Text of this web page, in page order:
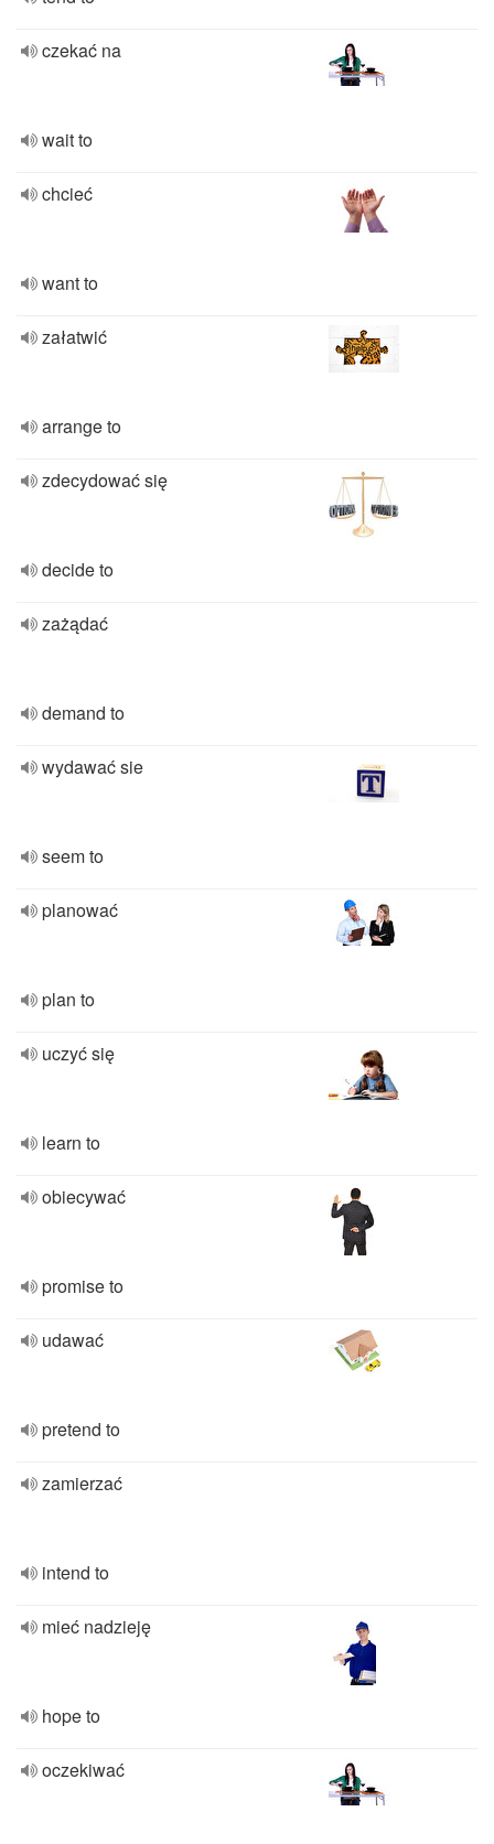
czekać na
wait to
chcieć
want to
załatwić
arrange to
zdecydować się
decide to
zażądać
demand to
wydawać sie
seem to
planować
plan to
uczyć się
learn to
obiecywać
promise to
udawać
pretend to
zamierzać
intend to
mieć nadzieję
hope to
oczekiwać